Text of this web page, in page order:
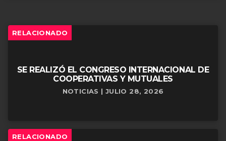
RELACIONADO
SE REALIZÓ EL CONGRESO INTERNACIONAL DE
COOPERATIVAS Y MUTUALES
NOTICIAS | JULIO 28, 2026
RELACIONADO